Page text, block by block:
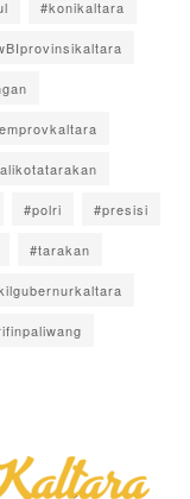
#konikaltara
#polri #presisi
#tarakan